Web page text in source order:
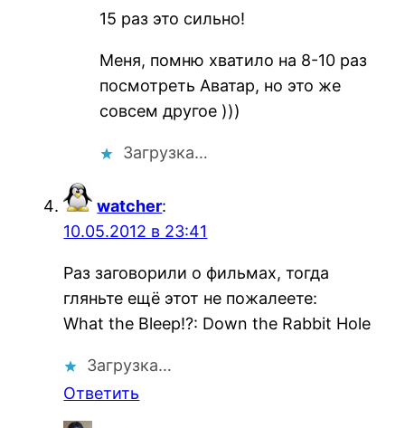
15 раз это сильно!
Меня, помню хватило на 8-10 раз
посмотреть Аватар, но это же
совсем другое )))
Загрузка…
watcher:
10.05.2012 в 23:41
Раз заговорили о фильмах, тогда
гляньте ещё этот не пожалеете:
What the Bleep!?: Down the Rabbit Hole
Загрузка…
Ответить